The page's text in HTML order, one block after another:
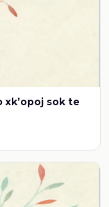
xk’opoj sok te